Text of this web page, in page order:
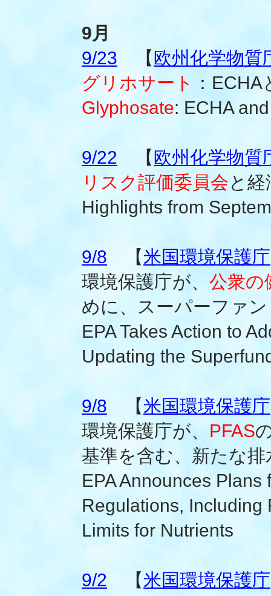
9月
9/23 【欧州化学物質
グリホサート
：
Glyphosate: ECHA
9/22 【欧州化学物質
リスク評価委員会と
Highlights from
9/8 【米国環境保護庁
環境保護庁が、 公衆の
めに、スーパーファ
EPA Takes Action to
Updating the
9/8 【米国環境保護庁
環境保護庁が、 PFAS
基準を含む、新たな
EPA Announces
Regulations,
Limits for Nutrients
9/2 【米国環境保護庁